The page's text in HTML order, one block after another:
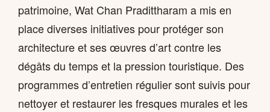
patrimoine, Wat Chan Pradittharam a mis en
place diverses initiatives pour protéger son
architecture et ses œuvres d’art contre les
dégâts du temps et la pression touristique. Des
programmes d’entretien régulier sont suivis pour
nettoyer et restaurer les fresques murales et les